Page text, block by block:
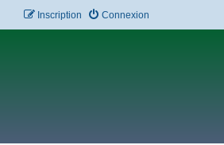
Connexion
Inscription